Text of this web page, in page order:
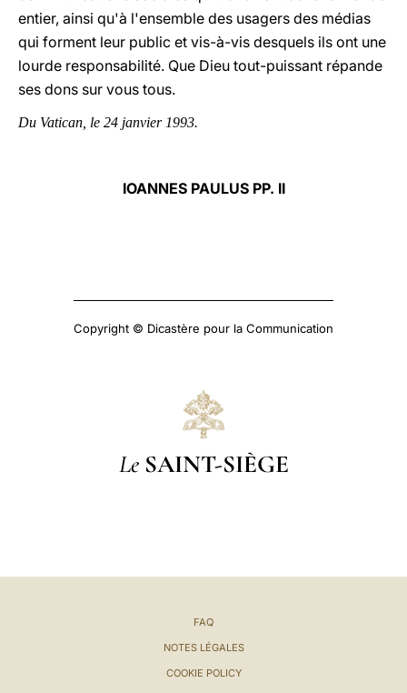
entier, ainsi qu'à l'ensemble des usagers des médias
qui forment leur public et vis-à-vis desquels ils ont une
lourde responsabilité. Que Dieu tout-puissant répande
ses dons sur vous tous.
Du Vatican, le 24 janvier 1993.
IOANNES PAULUS PP. II
Copyright © Dicastère pour la Communication
Le SAINT-SIÈGE
FAQ
NOTES LÉGALES
COOKIE POLICY